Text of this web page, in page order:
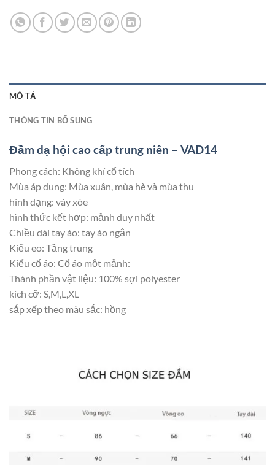
MÔ TẢ
THÔNG TIN BỔ SUNG
Đầm dạ hội cao cấp trung niên – VAD14
Phong cách: Không khí cổ tích
Mùa áp dụng: Mùa xuân, mùa hè và mùa thu
hình dạng: váy xòe
hình thức kết hợp: mảnh duy nhất
Chiều dài tay áo: tay áo ngắn
Kiểu eo: Tầng trung
Kiểu cổ áo: Cổ áo một mảnh:
Thành phần vật liệu: 100% sợi polyester
kích cỡ: S,M,L,XL
sắp xếp theo màu sắc: hồng